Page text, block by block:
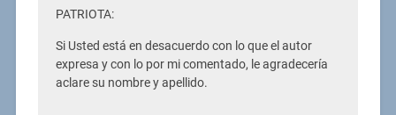
PATRIOTA:
Si Usted está en desacuerdo con lo que el autor
expresa y con lo por mi comentado, le agradecería
aclare su nombre y apellido.